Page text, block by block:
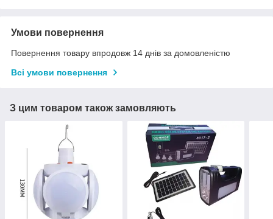
Умови повернення
Повернення товару впродовж 14 днів за домовленістю
Всі умови повернення
З цим товаром також замовляють